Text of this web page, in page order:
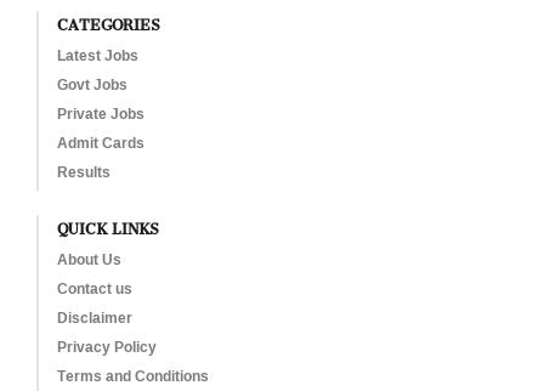
CATEGORIES
Latest Jobs
Govt Jobs
Private Jobs
Admit Cards
Results
QUICK LINKS
About Us
Contact us
Disclaimer
Privacy Policy
Terms and Conditions